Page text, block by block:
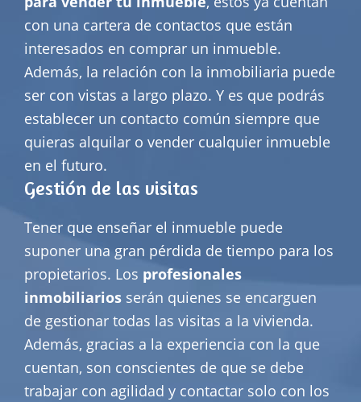
con una cartera de contactos que están
interesados en comprar un inmueble.
Además, la relación con la inmobiliaria puede
ser con vistas a largo plazo. Y es que podrás
establecer un contacto común siempre que
quieras alquilar o vender cualquier inmueble
en el futuro.
Gestión de las visitas
Tener que enseñar el inmueble puede
suponer una gran pérdida de tiempo para los
propietarios. Los profesionales
inmobiliarios serán quienes se encarguen
de gestionar todas las visitas a la vivienda.
Además, gracias a la experiencia con la que
cuentan, son conscientes de que se debe
trabajar con agilidad y contactar solo con los